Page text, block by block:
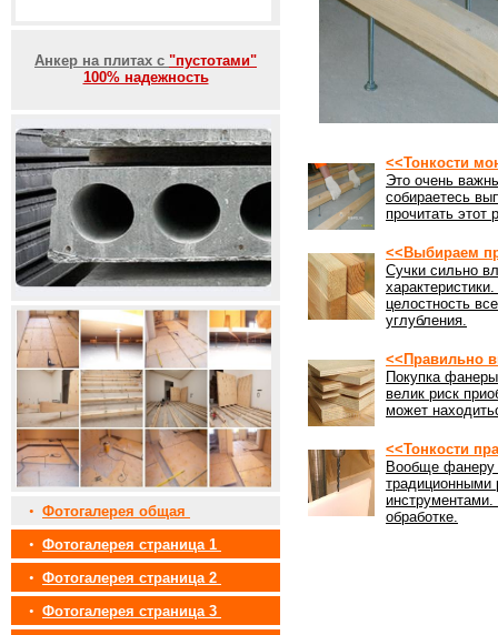
Анкер на плитах с "пустотами"
100% надежность
• Фотогалерея общая
• Фотогалерея страница 1
• Фотогалерея страница 2
• Фотогалерея страница 3
<<Тонкости
Это очень
собираетесь
прочитать этот
<<Выбираем
Сучки сильно
целостность
углубления.
<<Правильно
Покупка
велик риск
может
<<Тонкости
Вообще фанеру
традиционными
обработке.